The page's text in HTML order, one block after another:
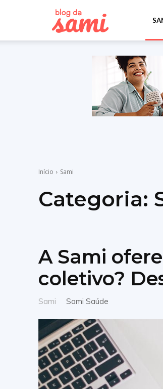
Saúde
Início Sami
Categoria:
A Sami
coletivo?
Sami Sami Saúde